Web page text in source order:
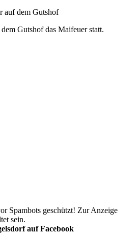
auf dem Gutshof
Gutshof das Maifeuer statt.
Spambots geschützt! Zur Anzeige
sein.
auf Facebook